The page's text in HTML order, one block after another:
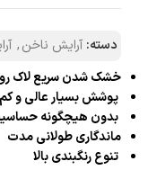
دسته: آرایش ناخن,
خشک شدن سریع لاک
پوشش بسیار عالی و
بدون هیچگونه
ماندگاری طولانی مدت
تنوع رنگبندی بالا